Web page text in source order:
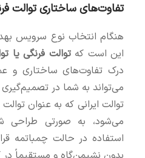
تفاوت‌های ساختاری توالت
هنگام انتخاب نوع سرویس
این است که توالت فرنگی یا
درک تفاوت‌های ساختاری و
می‌تواند به شما در
توالت ایرانی که به عنوان
می‌شود، به صورتی طراحی
استفاده در حالت چمباتمه